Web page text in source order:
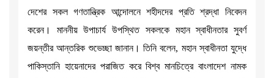
দেশের সকল গণতান্ত্রিক আন্দোলনে শহীদদের প্রতি শ্রদ্ধা নিবেদন
করেন। মাননীয় উপাচার্য উপস্থিত সকলকে মহান স্বাধীনতার সুবর্ণ
জয়ন্তীর আন্তরিক শুভেচ্ছা জানান। তিনি বলেন, মহান স্বাধীনতা যুদ্ধে
পাকিস্তানি হায়েনাদের পরাজিত করে বিশ্ব মানচিত্রে বাংলাদেশ নামক